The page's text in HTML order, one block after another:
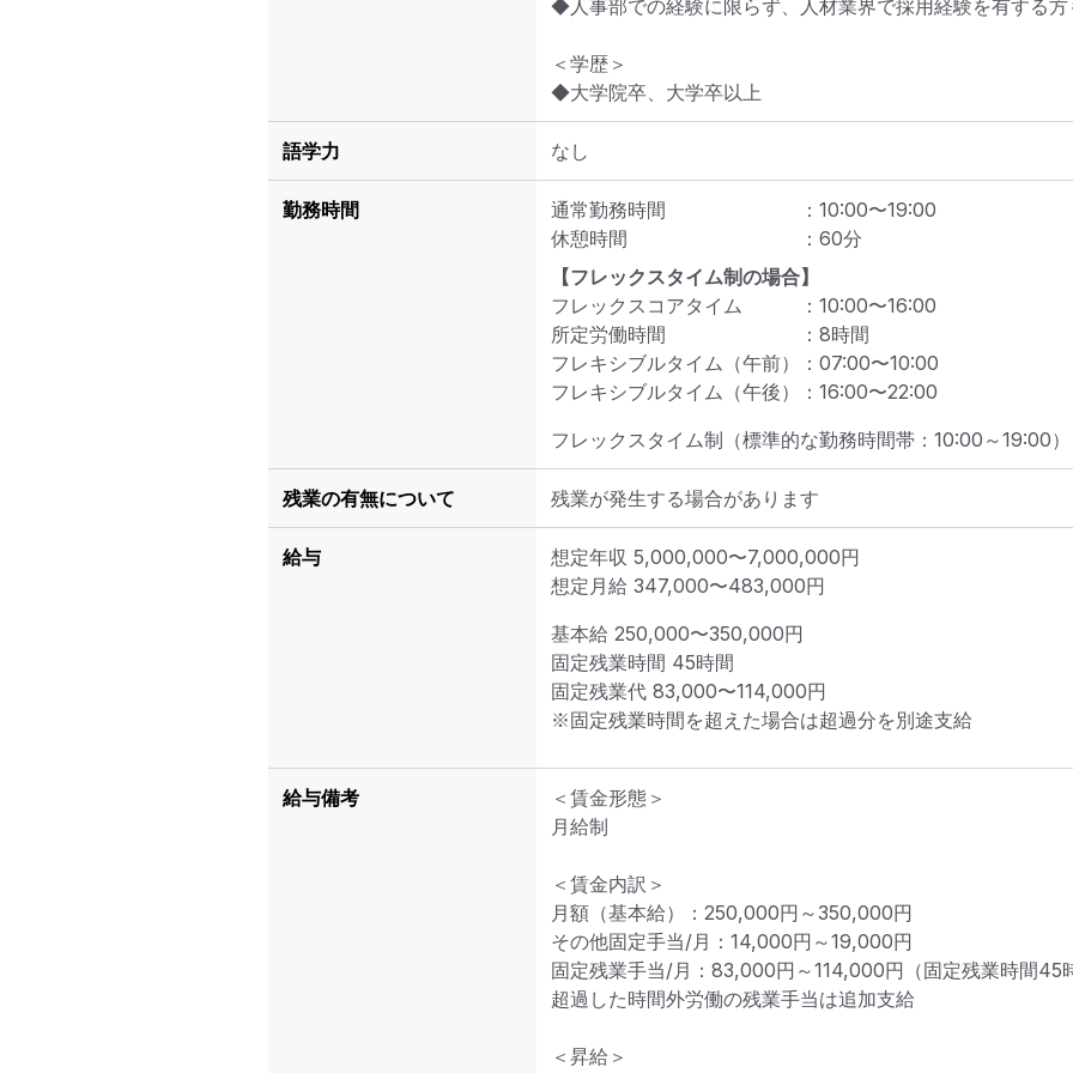
◆人事部での経験に限らず、人材業界で採用経験を有する方
＜学歴＞
◆大学院卒、大学卒以上
語学力 なし
勤務時間 通常勤務時間 ： 10:00〜19:00
休憩時間
： 60分
【フレックスタイム制の場合】
フレックスコアタイム
： 10:00〜16:00
所定労働時間
： 8時間
フレキシブルタイム（午前）
： 07:00〜10:00
フレキシブルタイム（午後）
： 16:00〜22:00
フレックスタイム制（標準的な勤務時間帯：10:00～19:00）
残業の有無について 残業が発生する場合があります
給与 想定年収 5,000,000〜7,000,000円
想定月給 347,000〜483,000円
基本給 250,000〜350,000円
固定残業時間 45時間
固定残業代 83,000〜114,000円
※固定残業時間を超えた場合は超過分を別途支給
給与備考
＜賃金形態＞
月給制
＜賃金内訳＞
月額（基本給）：250,000円～350,000円
その他固定手当/月：14,000円～19,000円
固定残業手当/月：83,000円～114,000円（固定残業時間45
超過した時間外労働の残業手当は追加支給
＜昇給＞